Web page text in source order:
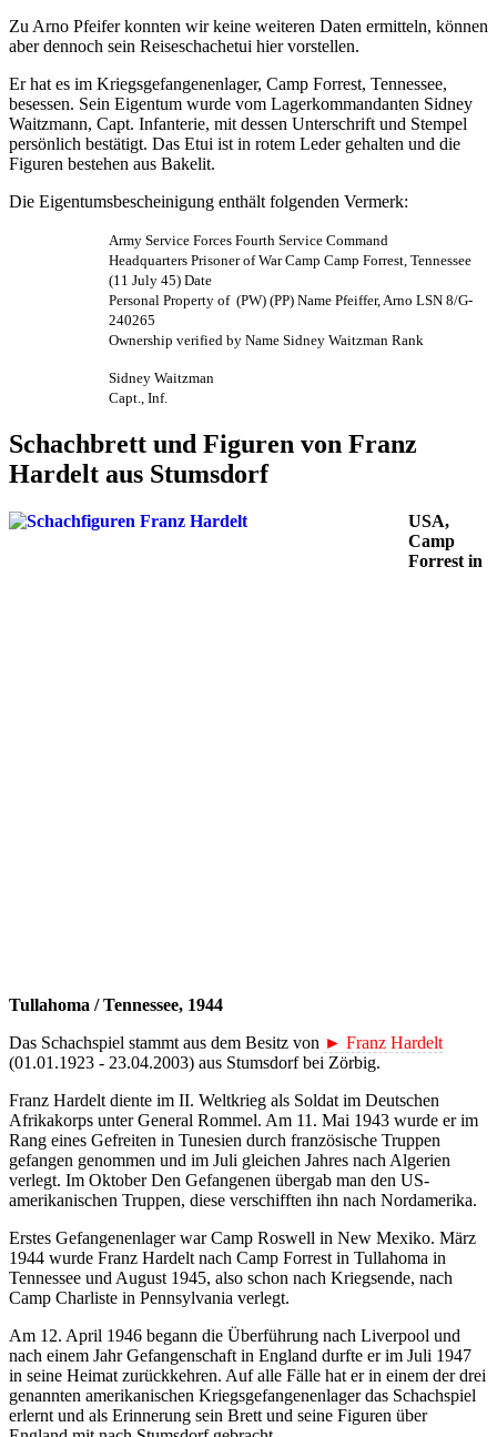
Zu Arno Pfeifer konnten wir keine weiteren Daten ermitteln, können
aber dennoch sein Reiseschachetui hier vorstellen.
Er hat es im Kriegsgefangenenlager, Camp Forrest, Tennessee,
besessen. Sein Eigentum wurde vom Lagerkommandanten Sidney
Waitzmann, Capt. Infanterie, mit dessen Unterschrift und Stempel
persönlich bestätigt. Das Etui ist in rotem Leder gehalten und die
Figuren bestehen aus Bakelit.
Die Eigentumsbescheinigung enthält folgenden Vermerk:
Army Service Forces Fourth Service Command
Headquarters Prisoner of War Camp Camp Forrest, Tennessee
(11 July 45) Date
Personal Property of (PW) (PP) Name Pfeiffer, Arno LSN 8/G-
240265
Ownership verified by Name Sidney Waitzman Rank
Sidney Waitzman
Capt., Inf.
Schachbrett und Figuren von Franz
Hardelt aus Stumsdorf
USA,
Camp
Forrest in
Tullahoma /Tennessee, 1944
Das Schachspiel stammt aus dem Besitz von ► Franz Hardelt
(01.01.1923 - 23.04.2003) aus Stumsdorf bei Zörbig.
Franz Hardelt diente im II. Weltkrieg als Soldat im Deutschen
Afrikakorps unter General Rommel. Am 11. Mai 1943 wurde er im
Rang eines Gefreiten in Tunesien durch französische Truppen
gefangen genommen und im Juli gleichen Jahres nach Algerien
verlegt. Im Oktober Den Gefangenen übergab man den US-
amerikanischen Truppen, diese verschifften ihn nach Nordamerika.
Erstes Gefangenenlager war Camp Roswell in New Mexiko. März
1944 wurde Franz Hardelt nach Camp Forrest in Tullahoma in
Tennessee und August 1945, also schon nach Kriegsende, nach
Camp Charliste in Pennsylvania verlegt.
Am 12. April 1946 begann die Überführung nach Liverpool und
nach einem Jahr Gefangenschaft in England durfte er im Juli 1947
in seine Heimat zurückkehren. Auf alle Fälle hat er in einem der drei
genannten amerikanischen Kriegsgefangenenlager das Schachspiel
erlernt und als Erinnerung sein Brett und seine Figuren über